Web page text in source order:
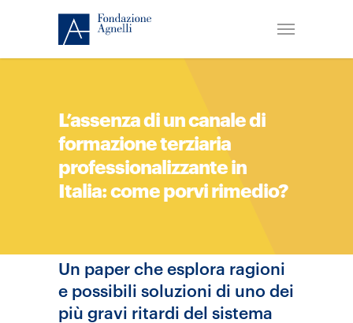
L’assenza di un canale di
formazione terziaria
professionalizzante in
Italia: come porvi rimedio?
Un paper che esplora ragioni
e possibili soluzioni di uno dei
più gravi ritardi del sistema